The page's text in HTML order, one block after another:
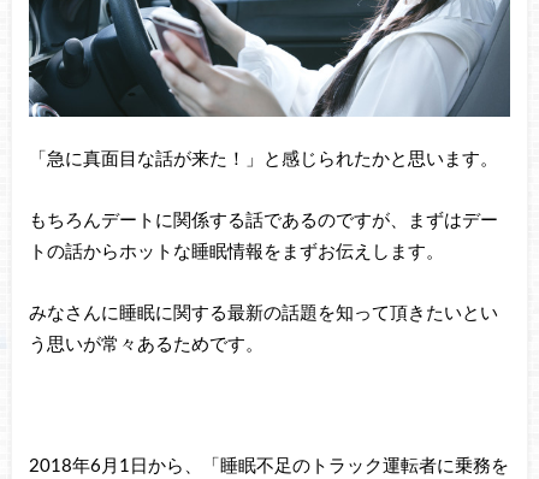
「急に真面目な話が来た！」と感じられたかと思います。
もちろんデートに関係する話であるのですが、まずはデー
トの話からホットな睡眠情報をまずお伝えします。
みなさんに睡眠に関する最新の話題を知って頂きたいとい
う思いが常々あるためです。
2018年6月1日から、「睡眠不足のトラック運転者に乗務を